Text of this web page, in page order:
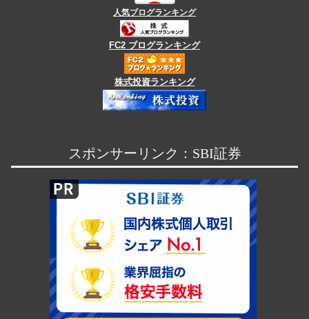
人気ブログランキング
FC2 ブログランキング
株式投資ランキング
スポンサーリンク：SBI証券